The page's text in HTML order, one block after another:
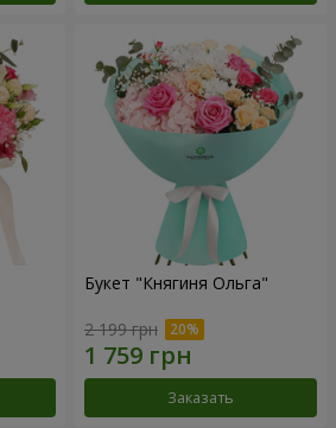
Букет "Княгиня Ольга"
2 199 грн
Заказать